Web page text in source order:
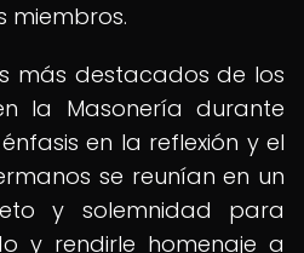
miembros.
más destacados de los
la Masonería durante
en la reflexión y el
se reunían en un
y solemnidad para
y rendirle homenaje a